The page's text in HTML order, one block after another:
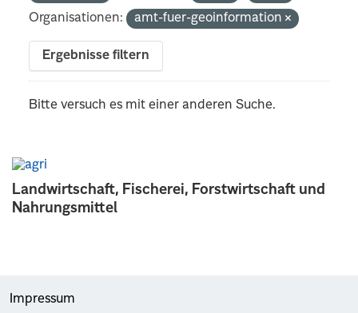
Landwirtschaft, Fischerei, Forstwirtschaft und
Nahrungsmittel
Organisationen:
amt-fuer-geoinformation
Ergebnisse filtern
Bitte versuch es mit einer anderen Suche.
Impressum